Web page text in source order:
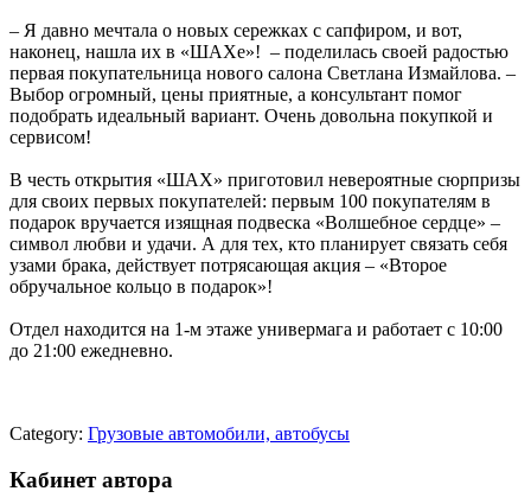
‒ Я давно мечтала о новых сережках с сапфиром, и вот,
наконец, нашла их в «ШАХе»! – поделилась своей радостью
первая покупательница нового салона Светлана Измайлова. ‒
Выбор огромный, цены приятные, а консультант помог
подобрать идеальный вариант. Очень довольна покупкой и
сервисом!
В честь открытия «ШАХ» приготовил невероятные сюрпризы
для своих первых покупателей: первым 100 покупателям в
подарок вручается изящная подвеска «Волшебное сердце» ‒
символ любви и удачи. А для тех, кто планирует связать себя
узами брака, действует потрясающая акция – «Второе
обручальное кольцо в подарок»!
Отдел находится на 1-м этаже универмага и работает с 10:00
до 21:00 ежедневно.
Category: Грузовые автомобили, автобусы
Кабинет автора